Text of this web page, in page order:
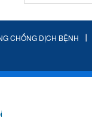
CHỐNG DỊCH BỆNH